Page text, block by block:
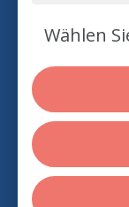
Wählen